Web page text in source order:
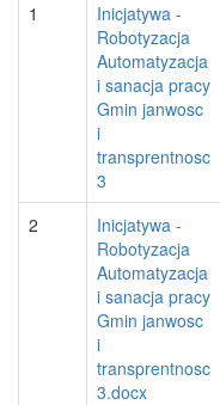
1
Inicjatywa -
Robotyzacja
Automatyzacja
i sanacja pracy
Gmin janwosc
i
transprentnosc
3
2
Inicjatywa -
Robotyzacja
Automatyzacja
i sanacja pracy
Gmin janwosc
i
transprentnosc
3.docx